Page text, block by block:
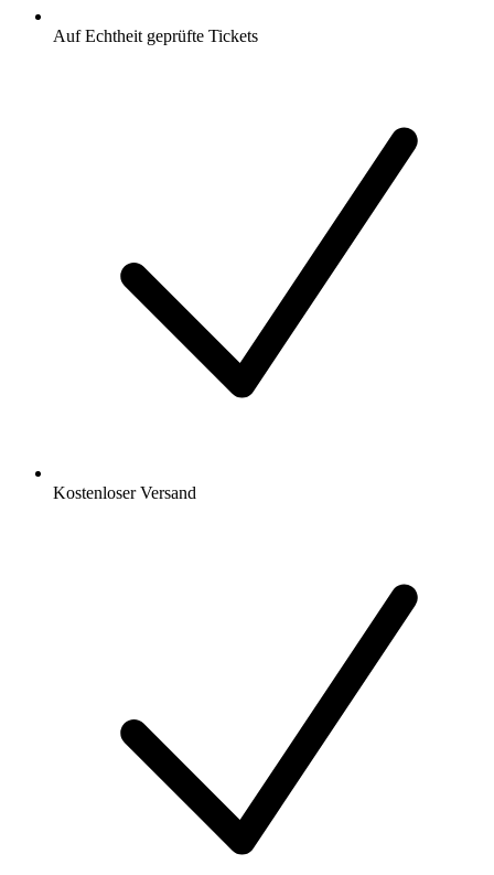
Auf Echtheit geprüfte Tickets
Kostenloser Versand